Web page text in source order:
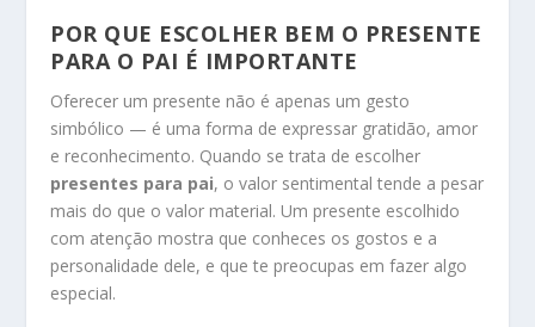
POR QUE ESCOLHER BEM O PRESENTE
PARA O PAI É IMPORTANTE
Oferecer um presente não é apenas um gesto
simbólico — é uma forma de expressar gratidão, amor
e reconhecimento. Quando se trata de escolher
presentes para pai, o valor sentimental tende a pesar
mais do que o valor material. Um presente escolhido
com atenção mostra que conheces os gostos e a
personalidade dele, e que te preocupas em fazer algo
especial.